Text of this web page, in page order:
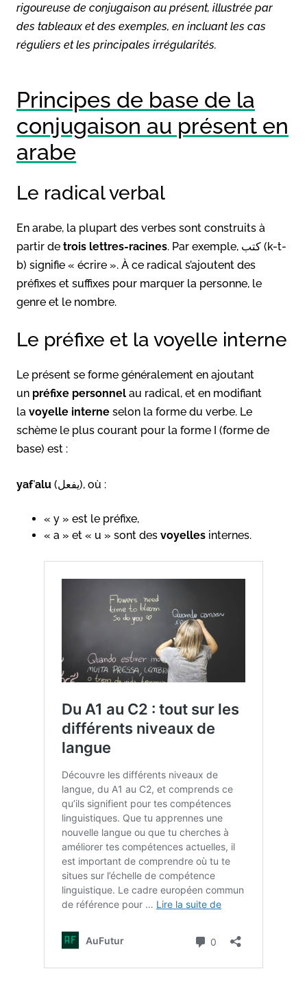
rigoureuse de conjugaison au présent, illustrée par
des tableaux et des exemples, en incluant les cas
réguliers et les principales irrégularités.
Principes de base de la
conjugaison au présent en
arabe
Le radical verbal
En arabe, la plupart des verbes sont construits à
partir de trois lettres-racines. Par exemple, كتب (k-t-
b) signifie « écrire ». À ce radical s’ajoutent des
préfixes et suffixes pour marquer la personne, le
genre et le nombre.
Le préfixe et la voyelle interne
Le présent se forme généralement en ajoutant
un préfixe personnel au radical, et en modifiant
la voyelle interne selon la forme du verbe. Le
schème le plus courant pour la forme I (forme de
base) est :
yafʿalu (يفعل), où :
« y » est le préfixe,
« a » et « u » sont des voyelles internes.